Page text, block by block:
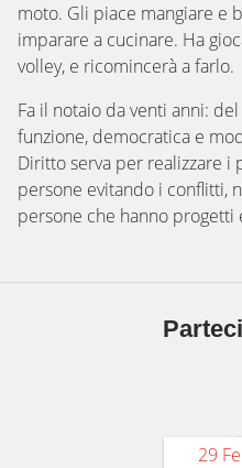
moto. Gli piace mangiare e
imparare a cucinare. Ha
volley, e ricomincerà a farlo.
Fa il notaio da venti anni:
funzione, democratica e
Diritto serva per realizzare
persone evitando i conflitti,
persone che hanno progetti
29